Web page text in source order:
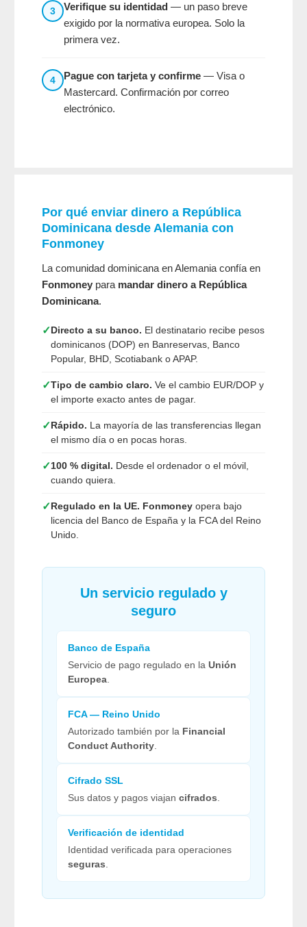
3 Verifique su identidad — un paso breve
exigido por la normativa europea. Solo la
primera vez.
4 Pague con tarjeta y confirme — Visa o
Mastercard. Confirmación por correo
electrónico.
Por qué enviar dinero a República
Dominicana desde Alemania con
Fonmoney
La comunidad dominicana en Alemania confía en
Fonmoney para mandar dinero a República
Dominicana.
✓Directo a su banco. El destinatario recibe pesos
dominicanos (DOP) en Banreservas, Banco
Popular, BHD, Scotiabank o APAP.
✓Tipo de cambio claro. Ve el cambio EUR/DOP y
el importe exacto antes de pagar.
✓Rápido. La mayoría de las transferencias llegan
el mismo día o en pocas horas.
✓100 % digital. Desde el ordenador o el móvil,
cuando quiera.
✓Regulado en la UE. Fonmoney opera bajo
licencia del Banco de España y la FCA del Reino
Unido.
Un servicio regulado y
seguro
Banco de España
Servicio de pago regulado en la Unión
Europea.
FCA — Reino Unido
Autorizado también por la Financial
Conduct Authority.
Cifrado SSL
Sus datos y pagos viajan cifrados.
Verificación de identidad
Identidad verificada para operaciones
seguras.